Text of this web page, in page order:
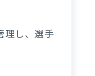
理し、選手